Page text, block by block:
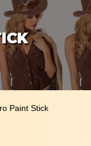
Paint Stick